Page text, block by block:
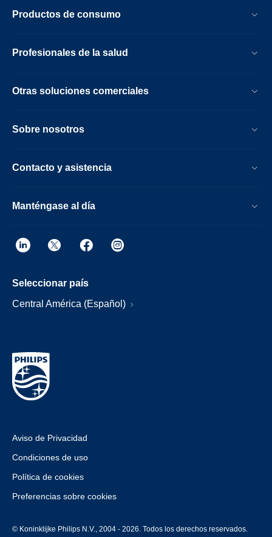
Productos de consumo
Profesionales de la salud
Otras soluciones comerciales
Sobre nosotros
Contacto y asistencia
Manténgase al día
Seleccionar país
Central América (Español)
Aviso de Privacidad
Condiciones de uso
Política de cookies
Preferencias sobre cookies
© Koninklijke Philips N.V., 2004 - 2026. Todos los derechos reservados.